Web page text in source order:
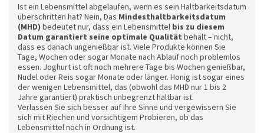
Ist ein Lebensmittel abgelaufen, wenn es sein Haltbarkeitsdatum
überschritten hat? Nein, Das Mindesthaltbarkeitsdatum
(MHD) bedeutet nur, dass ein Lebensmittel bis zu diesem
Datum garantiert seine optimale Qualität behält – nicht,
dass es danach ungenießbar ist. Viele Produkte können Sie
Tage, Wochen oder sogar Monate nach Ablauf noch problemlos
essen. Joghurt ist oft noch mehrere Tage bis Wochen genießbar,
Nudel oder Reis sogar Monate oder länger. Honig ist sogar eines
der wenigen Lebensmittel, das (obwohl das MHD nur 1 bis 2
Jahre garantiert) praktisch unbegrenzt haltbar ist.
Verlassen Sie sich besser auf Ihre Sinne und vergewissern Sie
sich mit Riechen und vorsichtigem Probieren, ob das
Lebensmittel noch in Ordnung ist.